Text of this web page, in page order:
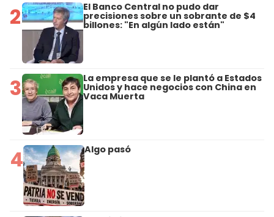
2 El Banco Central no pudo dar
precisiones sobre un sobrante de $4
billones: "En algún lado están"
3 La empresa que se le plantó a Estados
Unidos y hace negocios con China en
Vaca Muerta
4 Algo pasó